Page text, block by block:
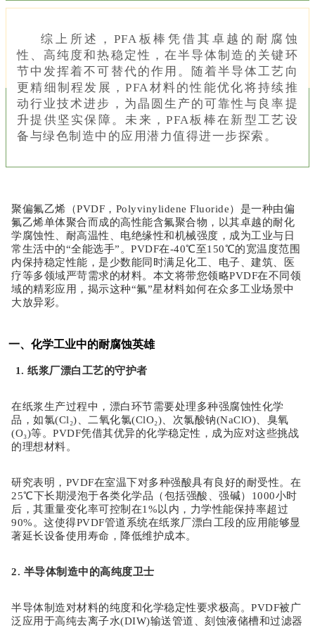
综上所述，PFA板棒凭借其卓越的耐腐蚀
性、高纯度和热稳定性，在半导体制造的关键环
节中发挥着不可替代的作用。随着半导体工艺向
更精细制程发展，PFA材料的性能优化将持续推
动行业技术进步，为晶圆生产的可靠性与良率提
升提供坚实保障。未来，PFA板棒在新型工艺设
备与绿色制造中的应用潜力值得进一步探索。
聚偏氟乙烯（PVDF，Polyvinylidene Fluoride）是一种由偏
氟乙烯单体聚合而成的高性能含氟聚合物，以其卓越的耐化
学腐蚀性、耐高温性、电绝缘性和机械强度，成为工业与日
常生活中的“全能选手”。PVDF在-40℃至150℃的宽温度范围
内保持稳定性能，是少数能同时满足化工、电子、建筑、医
疗等多领域严苛需求的材料。本文将带您领略PVDF在不同领
域的精彩应用，揭示这种“氟”星材料如何在众多工业场景中
大放异彩。
一、化学工业中的耐腐蚀英雄
1. 纸浆厂漂白工艺的守护者
在纸浆生产过程中，漂白环节需要处理多种强腐蚀性化学
品，如氯(Cl₂)、二氧化氯(ClO₂)、次氯酸钠(NaClO)、臭氧
(O₃)等。PVDF凭借其优异的化学稳定性，成为应对这些挑战
的理想材料。
研究表明， PVDF在室温下对多种强酸具有良好的耐受性。在
25℃下长期浸泡于各类化学品（包括强酸、强碱）1000小时
后，其重量变化率可控制在1%以内，力学性能保持率超过
90%。这使得PVDF管道系统在纸浆厂漂白工段的应用能够显
著延长设备使用寿命，降低维护成本。
2. 半导体制造中的高纯度卫士
半导体制造对材料的纯度和化学稳定性要求极高。 PVDF被广
泛应用于高纯去离子水(DIW)输送管道、刻蚀液储槽和过滤器